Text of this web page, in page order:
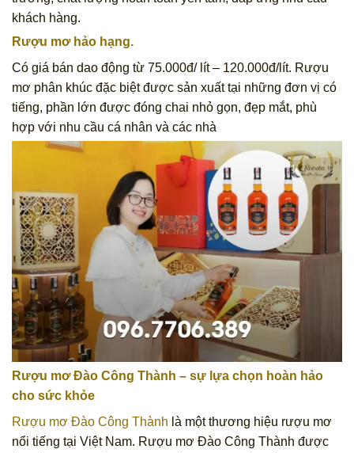
khách hàng.
Rượu mơ hảo hạng.
Có giá bán dao động từ 75.000đ/ lít – 120.000đ/lít. Rượu
mơ phân khúc đặc biệt được sản xuất tại những đơn vị có
tiếng, phần lớn được đóng chai nhỏ gọn, đẹp mắt, phù
hợp với nhu cầu cá nhân và các nhà
Rượu mơ Đào Công Thành – sự lựa chọn hoàn hảo
cho sức khỏe
Rượu mơ Đào Công Thành là một thương hiệu rượu mơ
nổi tiếng tại Việt Nam. Rượu mơ Đào Công Thành được